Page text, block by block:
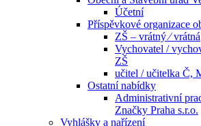
Účetní
Příspěvkové organizace
ZŠ – vrátný ⁄ vrátná
Vychovatel /
ZŠ
učitel / učitelka Č,
Ostatní nabídky
Administrativní
Značky Praha s.r.o.
Vyhlášky a nařízení